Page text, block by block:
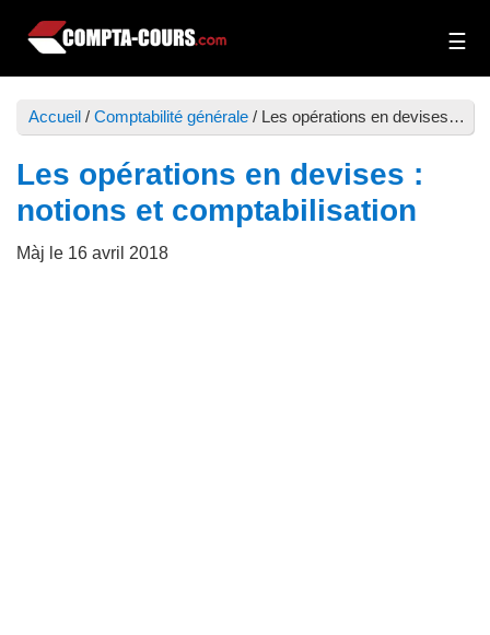
Passer
contenu
principal
Passer
la
barre
latérale
principale
Cours
exercices
de
comptabilité
Accueil / Comptabilité générale / Les opérations en devises : notions et comptabilisation
Les opérations en devises :
notions et comptabilisation
Màj le 16 avril 2018